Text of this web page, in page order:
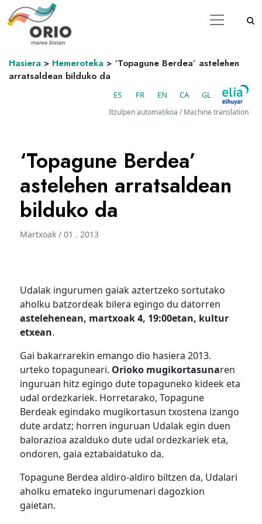
Hasiera > Hemeroteka > ‘Topagune Berdea’ astelehen
arratsaldean bilduko da
ES FR EN CA GL
Itzulpen automatikoa / Machine translation
‘Topagune Berdea’
astelehen arratsaldean
bilduko da
Martxoak / 01 . 2013
Udalak ingurumen gaiak aztertzeko sortutako
aholku batzordeak bilera egingo du datorren
astelehenean, martxoak 4, 19:00etan, kultur
etxean.
Gai bakarrarekin emango dio hasiera 2013.
urteko topaguneari. Orioko mugikortasunaren
inguruan hitz egingo dute topaguneko kideek eta
udal ordezkariek. Horretarako, Topagune
Berdeak egindako mugikortasun txostena izango
dute ardatz; horren inguruan Udalak egin duen
balorazioa azalduko dute udal ordezkariek eta,
ondoren, gaia eztabaidatuko da.
Topagune Berdea aldiro-aldiro biltzen da, Udalari
aholku emateko ingurumenari dagozkion
gaietan.